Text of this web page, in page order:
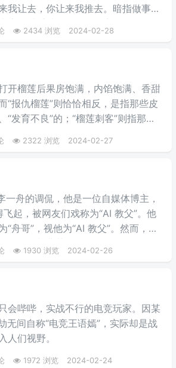
我让去，你让来我推去。暗指做事情
态，避重就轻含糊不说实话。
2434 浏览 2024-02-28
开榴莲后果房饱满，内馅饱满、香甜
“报仇榴莲”则恰恰相反，是指那些皮
“发育不良”的；“榴莲刺客”则指那些
2322 浏览 2024-02-27
一舟的调侃，他是一位自媒体博主，
起，被网友们戏称为“AI 教父”。他
“舟哥”，视他为“AI 教父”。然而，质
1930 浏览 2024-02-26
会哔哔，实战不行的电竞玩家。因某
无间自称“电竞王语嫣”，实际却是战
人们视野。
1972 浏览 2024-02-24